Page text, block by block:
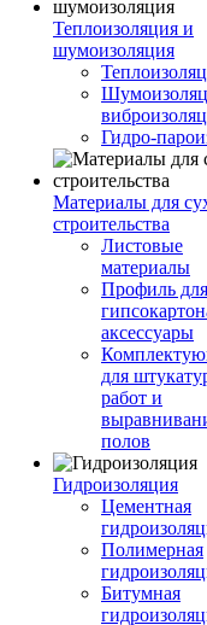
Теплоизоляция и
шумоизоляция
Гидро-
Материалы для
строительства
Листовые
материалы
Профиль для
аксессуары
для
работ и
полов
Гидроизоляция
Цементная
Полимерная
Битумная